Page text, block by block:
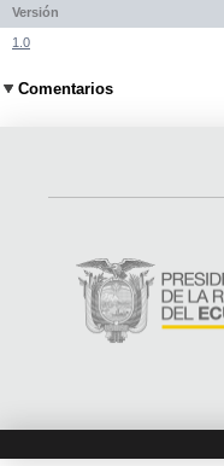
Versión
1.0
Comentarios